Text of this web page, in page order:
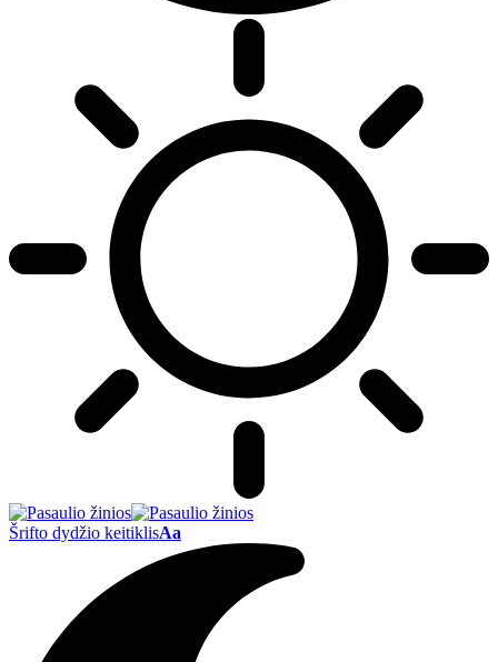
Šrifto dydžio keitiklisAa